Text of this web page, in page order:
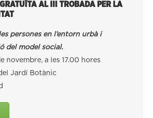
GRATUÏTA AL III TROBADA PER LA
persones en l’entorn urbà i
del model social.
novembre, a les 17.00 hores
Jardí Botànic